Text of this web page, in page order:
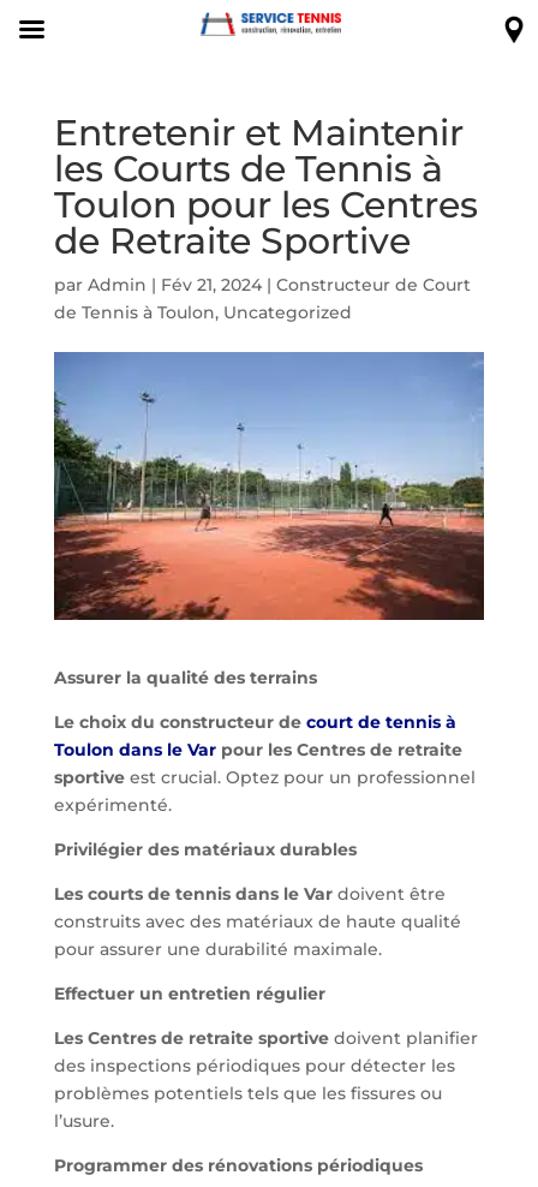
Entretenir et Maintenir
les Courts de Tennis à
Toulon pour les Centres
de Retraite Sportive
par Admin | Fév 21, 2024| Constructeur de Court
de Tennis à Toulon, Uncategorized
Assurer la qualité des terrains
Le choix du constructeur de court de tennis à
Toulon dans le Var pour les Centres de retraite
sportiveest crucial. Optez pour un professionnel
expérimenté.
Privilégier des matériaux durables
Les courts de tennis dans le Vardoivent être
construits avec des matériaux de haute qualité
pour assurer une durabilité maximale.
Effectuer un entretien régulier
Les Centres de retraite sportivedoivent planifier
des inspections périodiques pour détecter les
problèmes potentiels tels que les fissures ou
l’usure.
Programmer des rénovations périodiques